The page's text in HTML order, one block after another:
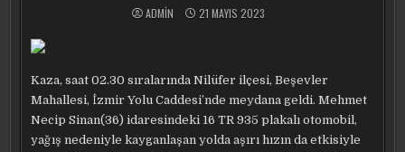
ADMIN 21 MAYIS 2023
Kaza, saat 02.30 sıralarında Nilüfer ilçesi, Beşevler
Mahallesi, İzmir Yolu Caddesi’nde meydana geldi. Mehmet
Necip Sinan(36) idaresindeki 16 TR 935 plakalı otomobil,
yağış nedeniyle kayganlaşan yolda aşırı hızın da etkisiyle